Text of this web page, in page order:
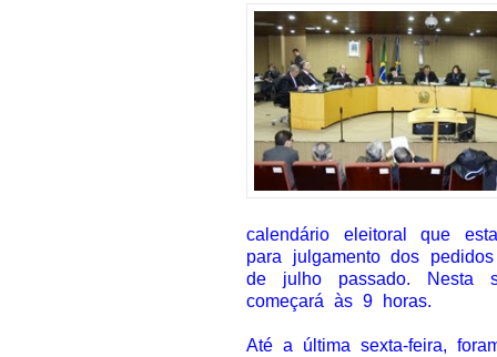
calendário eleitoral que
para julgamento dos
de julho passado. Nesta
começará às 9 horas.
Até a última sexta-feira,